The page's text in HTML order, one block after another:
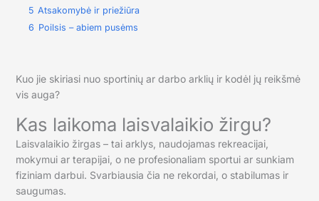
5 Atsakomybė ir priežiūra
6 Poilsis – abiem pusėms
Kuo jie skiriasi nuo sportinių ar darbo arklių ir kodėl jų reikšmė
vis auga?
Kas laikoma laisvalaikio žirgu?
Laisvalaikio žirgas – tai arklys, naudojamas rekreacijai,
mokymui ar terapijai, o ne profesionaliam sportui ar sunkiam
fiziniam darbui. Svarbiausia čia ne rekordai, o stabilumas ir
saugumas.